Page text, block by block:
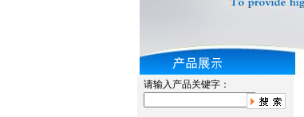
请输入产品关键字：